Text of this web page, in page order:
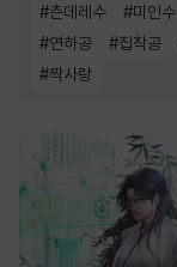
#츤데레수 #미인수
#연하공 #집착공
#짝사랑